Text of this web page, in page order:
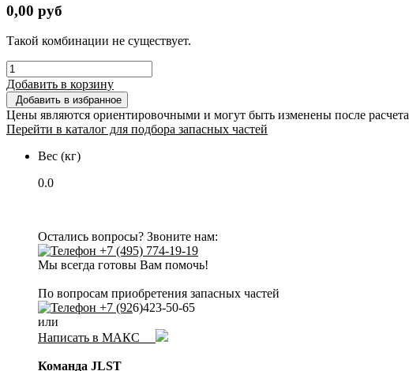
0,00 руб
Такой комбинации не существует.
Добавить в корзину
Добавить в избранное
Цены являются ориентировочными и могут быть изменены после расчета
Перейти в каталог для подбора запасных частей
Вес (кг)
0.0
Остались вопросы? Звоните нам:
+7 (495) 774-19-19
Мы всегда готовы Вам помочь!
По вопросам приобретения запасных частей
+7 (926)423-50-65
или
Написать в МАКС
Команда JLST